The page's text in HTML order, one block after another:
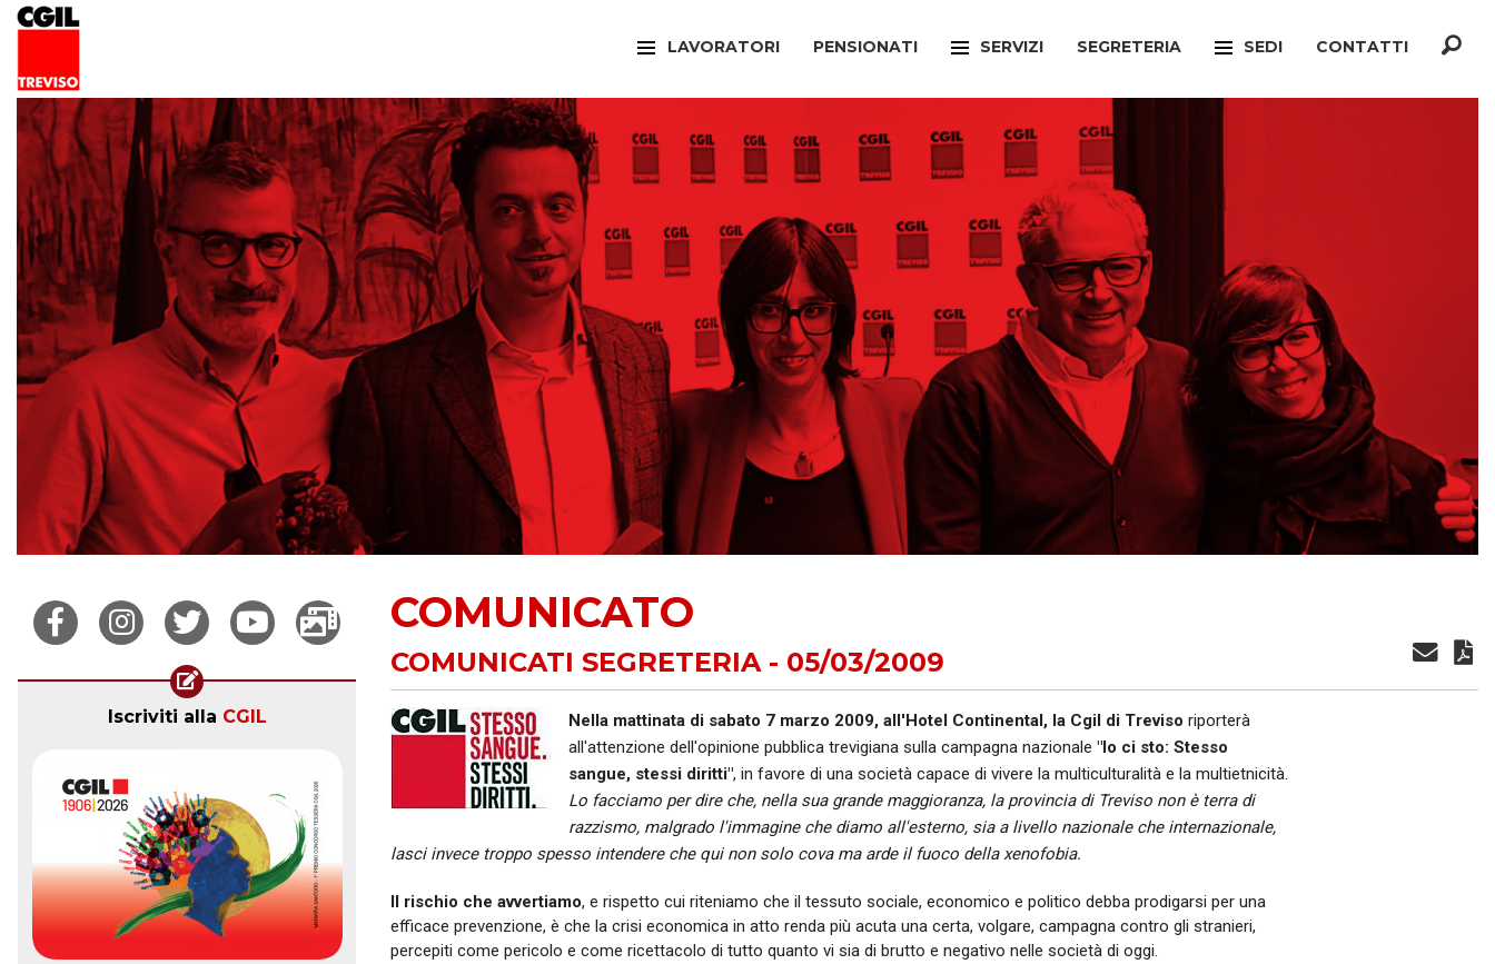
LAVORATORI
FILCAMS
FILCTEM
FILT
FISAC
FLAI
FLC
FP
NIDIL
SILP
PENSIONATI SERVIZI
CAAF
PATRONATO INCA
SPORTELLO MIGRANTI
UFFICIO VERTENZE
ARTIGIANATO
SPORTELLO DIMISSIONI
SPORTELLO SOCIALE
SUNIA
FEDERCONSUMATORI
AUSER
SEGRETERIA SEDI
TREVISO
VILLORBA
CASTELFRANCO VENETO
ONÈ DI FONTE
CONEGLIANO
PIEVE DI SOLIGO
BREDA DI PIAVE
CROCETTA DEL MONTELLO
VALDOBBIADENE
ODERZO
MOTTA DI LIVENZA
VITTORIO VENETO
CONTATTI
COMUNICATO
COMUNICATI SEGRETERIA - 05/03/2009
Nella mattinata di sabato 7 marzo 2009, all'Hotel Continental, la Cgil di Treviso riporterà
all'attenzione dell'opinione pubblica trevigiana sulla campagna nazionale "Io ci sto: Stesso
sangue, stessi diritti", in favore di una società capace di vivere la multiculturalità e la multietnicità.
Lo facciamo per dire che, nella sua grande maggioranza, la provincia di Treviso non è terra di
razzismo, malgrado l'immagine che diamo all'esterno, sia a livello nazionale che internazionale,
lasci invece troppo spesso intendere che qui non solo cova ma arde il fuoco della xenofobia.
Il rischio che avvertiamo, e rispetto cui riteniamo che il tessuto sociale, economico e politico debba prodigarsi per una
efficace prevenzione, è che la crisi economica in atto renda più acuta una certa, volgare, campagna contro gli stranieri,
percepiti come pericolo e come ricettacolo di tutto quanto vi sia di brutto e negativo nelle società di oggi.
Iscriviti alla CGIL